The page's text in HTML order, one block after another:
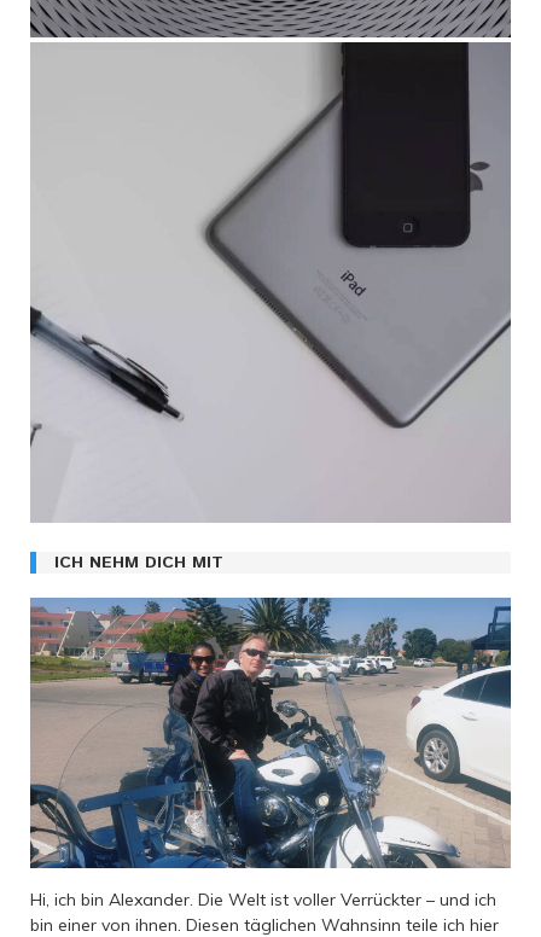
ICH NEHM DICH MIT
Hi, ich bin Alexander. Die Welt ist voller Verrückter – und ich
bin einer von ihnen. Diesen täglichen Wahnsinn teile ich hier